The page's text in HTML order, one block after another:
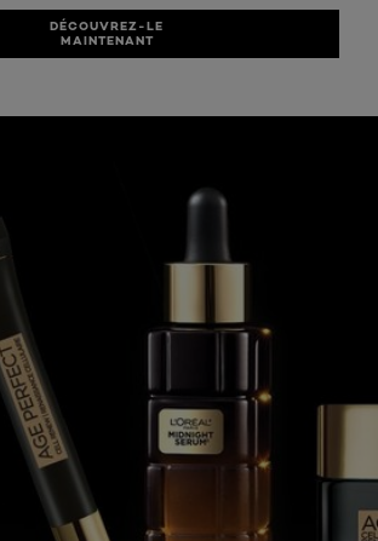
DÉCOUVREZ-LE
MAINTENANT